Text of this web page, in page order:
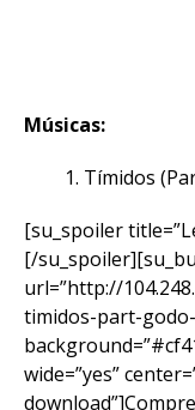
Músicas:
Tímidos
[su_spoiler
[/
url=”http://
timidos-part-godo-
wide=”yes”